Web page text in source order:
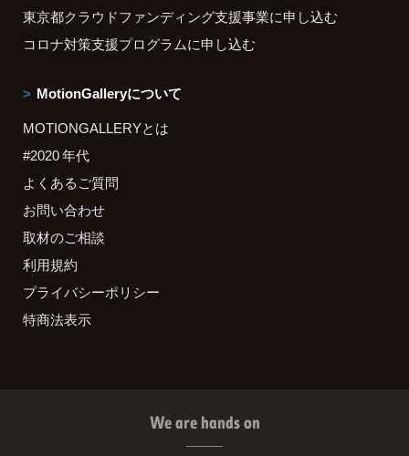
東京都クラウドファンディング支援事業に申し込む
コロナ対策支援プログラムに申し込む
MotionGalleryについて
MOTIONGALLERYとは
#2020 年代
よくあるご質問
お問い合わせ
取材のご相談
利用規約
プライバシーポリシー
特商法表示
We are hands on